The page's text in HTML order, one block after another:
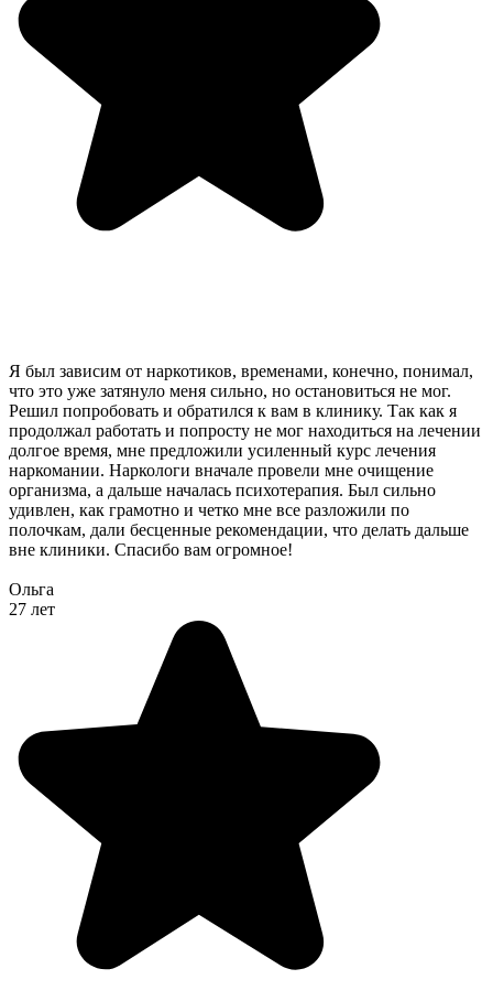
Я был зависим от наркотиков, временами, конечно, понимал,
что это уже затянуло меня сильно, но остановиться не мог.
Решил попробовать и обратился к вам в клинику. Так как я
продолжал работать и попросту не мог находиться на лечении
долгое время, мне предложили усиленный курс лечения
наркомании. Наркологи вначале провели мне очищение
организма, а дальше началась психотерапия. Был сильно
удивлен, как грамотно и четко мне все разложили по
полочкам, дали бесценные рекомендации, что делать дальше
вне клиники. Спасибо вам огромное!
Ольга
27 лет